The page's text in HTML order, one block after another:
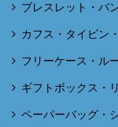
ブレスレット・バ
カフス・タイピン
フリーケース・ル
ギフトボックス・
ペーパーバッグ・